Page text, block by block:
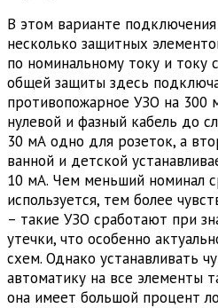
В этом варианте
несколько защитных
по номинальному току и току
общей защиты здесь
противопожарное УЗО на 300
нулевой и фазный кабель до
30 мА одно для розеток, а
ванной и детской
10 мА. Чем меньший номинал
используется, тем более
– такие УЗО сработают при
утечки, что особенно
схем. Однако устанавливать
автоматику на все элементы
она имеет большой процент